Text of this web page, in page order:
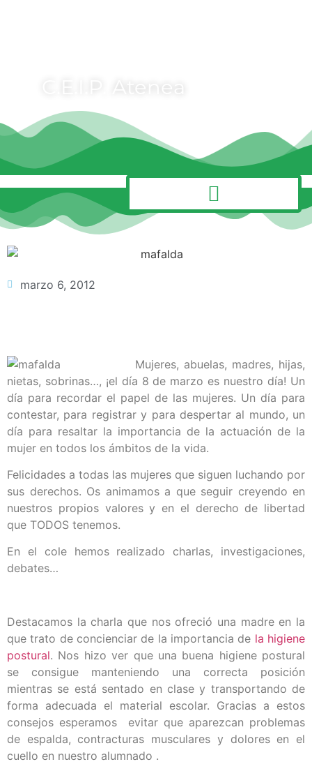
MENÚ
marzo 6, 2012
Mujeres, abuelas, madres, hijas,
nietas, sobrinas…, ¡el día 8 de marzo es nuestro día! Un
día para recordar el papel de las mujeres. Un día para
contestar, para registrar y para despertar al mundo, un
día para resaltar la importancia de la actuación de la
mujer en todos los ámbitos de la vida.
Felicidades a todas las mujeres que siguen luchando por
sus derechos. Os animamos a que seguir creyendo en
nuestros propios valores y en el derecho de libertad
que TODOS tenemos.
En el cole hemos realizado charlas, investigaciones,
debates…
Destacamos la charla que nos ofreció una madre en la
que trato de concienciar de la importancia de la higiene
postural. Nos hizo ver que una buena higiene postural
se consigue manteniendo una correcta posición
mientras se está sentado en clase y transportando de
forma adecuada el material escolar. Gracias a estos
consejos esperamos evitar que aparezcan problemas
de espalda, contracturas musculares y dolores en el
cuello en nuestro alumnado .